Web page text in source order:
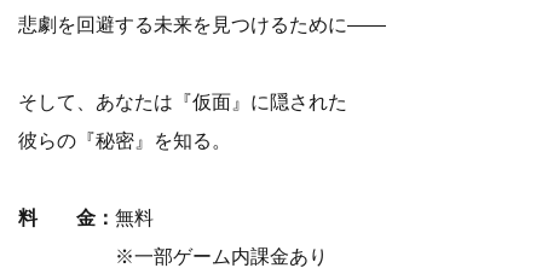
悲劇を回避する未来を見つけるために――
そして、あなたは『仮面』に隠された
彼らの『秘密』を知る。
料 金： 無料
※一部ゲーム内課金あり